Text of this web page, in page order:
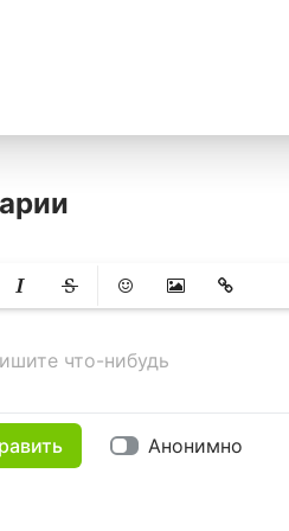
Зачеркнутый
СмайликиВставитьВставить
что-нибудь
Анонимно